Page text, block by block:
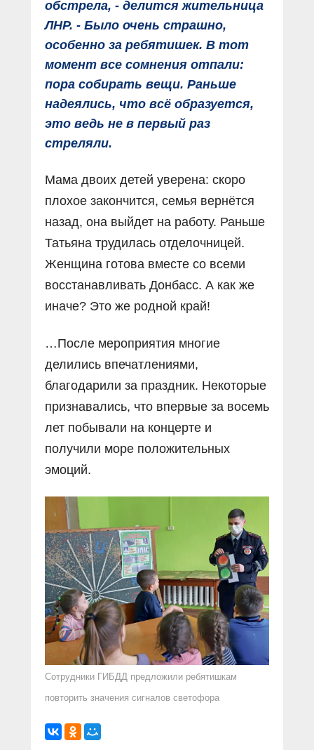
обстрела, - делится жительница
ЛНР. - Было очень страшно,
особенно за ребятишек. В тот
момент все сомнения отпали:
пора собирать вещи. Раньше
надеялись, что всё образуется,
это ведь не в первый раз
стреляли.
Мама двоих детей уверена: скоро
плохое закончится, семья вернётся
назад, она выйдет на работу. Раньше
Татьяна трудилась отделочницей.
Женщина готова вместе со всеми
восстанавливать Донбасс. А как же
иначе? Это же родной край!
…После мероприятия многие
делились впечатлениями,
благодарили за праздник. Некоторые
признавались, что впервые за восемь
лет побывали на концерте и
получили море положительных
эмоций.
Сотрудники ГИБДД предложили ребятишкам
повторить значения сигналов светофора